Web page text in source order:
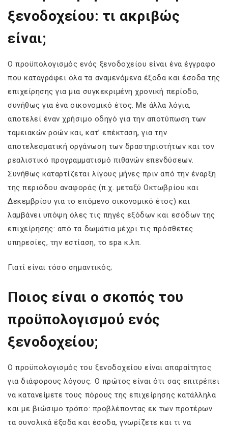
ξενοδοχείου: τι ακριβώς
είναι;
Ο προϋπολογισμός ενός ξενοδοχείου είναι ένα έγγραφο
που καταγράφει όλα τα αναμενόμενα έξοδα και έσοδα της
επιχείρησης για μια συγκεκριμένη χρονική περίοδο,
συνήθως για ένα οικονομικό έτος. Με άλλα λόγια,
αποτελεί έναν χρήσιμο οδηγό για την αποτύπωση των
ταμειακών ροών και, κατ’ επέκταση, για την
αποτελεσματική οργάνωση των δραστηριοτήτων και τον
ρεαλιστικό προγραμματισμό πιθανών επενδύσεων.
Συνήθως καταρτίζεται λίγους μήνες πριν από την έναρξη
της περιόδου αναφοράς (π.χ. μεταξύ Οκτωβρίου και
Δεκεμβρίου για το επόμενο οικονομικό έτος) και
λαμβάνει υπόψη όλες τις πηγές εξόδων και εσόδων της
επιχείρησης: από τα δωμάτια μέχρι τις πρόσθετες
υπηρεσίες, την εστίαση, το spa κ.λπ.
Γιατί είναι τόσο σημαντικός;
Ποιος είναι ο σκοπός του
προϋπολογισμού ενός
ξενοδοχείου;
Ο προϋπολογισμός του ξενοδοχείου είναι απαραίτητος
για διάφορους λόγους. Ο πρώτος είναι ότι σας επιτρέπει
να κατανείμετε τους πόρους της επιχείρησης κατάλληλα
και με βιώσιμο τρόπο: προβλέποντας εκ των προτέρων
τα συνολικά έξοδα και έσοδα, γνωρίζετε και τι να